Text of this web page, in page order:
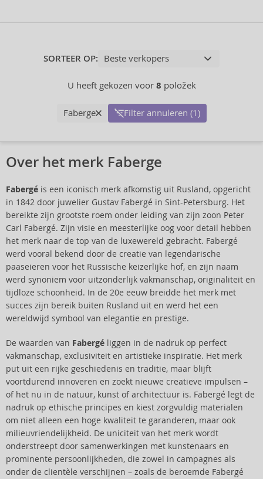
SORTEER OP:
U heeft gekozen voor 8 položek
Faberge Filter annuleren (1)
Over het merk Faberge
Fabergé is een iconisch merk afkomstig uit Rusland, opgericht
in 1842 door juwelier Gustav Fabergé in Sint-Petersburg. Het
bereikte zijn grootste roem onder leiding van zijn zoon Peter
Carl Fabergé. Zijn visie en meesterlijke oog voor detail hebben
het merk naar de top van de luxewereld gebracht. Fabergé
werd vooral bekend door de creatie van legendarische
paaseieren voor het Russische keizerlijke hof, en zijn naam
werd synoniem voor uitzonderlijk vakmanschap, originaliteit en
tijdloze schoonheid. In de 20e eeuw breidde het merk met
succes zijn bereik buiten Rusland uit en werd het een
wereldwijd symbool van elegantie en prestige.
De waarden van Fabergé liggen in de nadruk op perfect
vakmanschap, exclusiviteit en artistieke inspiratie. Het merk
put uit een rijke geschiedenis en traditie, maar blijft
voortdurend innoveren en zoekt nieuwe creatieve impulsen –
of het nu in de natuur, kunst of architectuur is. Fabergé legt de
nadruk op ethische principes en kiest zorgvuldig materialen
om niet alleen een hoge kwaliteit te garanderen, maar ook
milieuvriendelijkheid. De uniciteit van het merk wordt
onderstreept door samenwerkingen met kunstenaars en
prominente persoonlijkheden, die zowel in campagnes als
onder de clientèle verschijnen – zoals de beroemde Fabergé